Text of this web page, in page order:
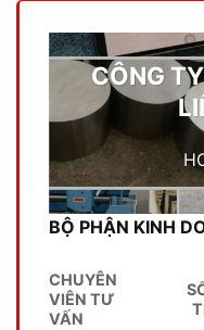
CÔNG
BỘ PHẬN KINH
CHUYÊN
VIÊN TƯ
VẤN